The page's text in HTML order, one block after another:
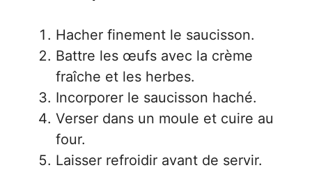
Hacher finement le saucisson.
Battre les œufs avec la crème
fraîche et les herbes.
Incorporer le saucisson haché.
Verser dans un moule et cuire au
four.
Laisser refroidir avant de servir.